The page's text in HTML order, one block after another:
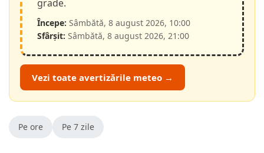
grade.
Începe: Sâmbătă, 8 august 2026, 10:00
Sfârșit: Sâmbătă, 8 august 2026, 21:00
Vezi toate avertizările meteo →
Pe ore Pe 7 zile